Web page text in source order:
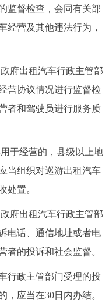
监督检查，会同有关部
经营及其他违法行为，
府出租汽车行政主管部
营协议情况进行监督检
者和驾驶员进行服务质
于经营的，县级以上地
当组织对巡游出租汽车
处置。
府出租汽车行政主管部
电话、通信地址或者电
者的投诉和社会监督。
政主管部门受理的投
，应当在30日内办结。